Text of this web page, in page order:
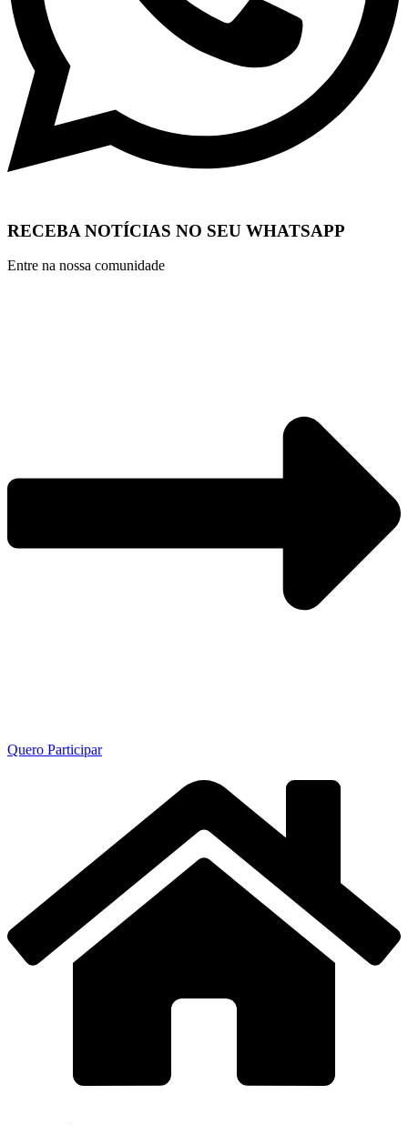
RECEBA NOTÍCIAS NO SEU WHATSAPP
Entre na nossa comunidade
Quero Participar